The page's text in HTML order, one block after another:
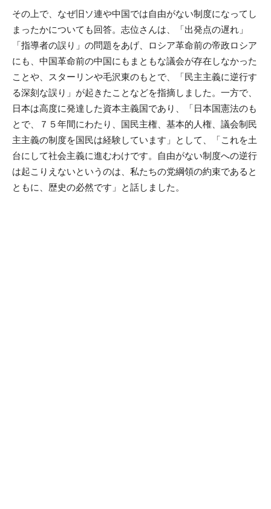
その上で、なぜ旧ソ連や中国では自由がない制度になってし
まったかについても回答。志位さんは、「出発点の遅れ」
「指導者の誤り」の問題をあげ、ロシア革命前の帝政ロシア
にも、中国革命前の中国にもまともな議会が存在しなかった
ことや、スターリンや毛沢東のもとで、「民主主義に逆行す
る深刻な誤り」が起きたことなどを指摘しました。一方で、
日本は高度に発達した資本主義国であり、「日本国憲法のも
とで、７５年間にわたり、国民主権、基本的人権、議会制民
主主義の制度を国民は経験しています」として、「これを土
台にして社会主義に進むわけです。自由がない制度への逆行
は起こりえないというのは、私たちの党綱領の約束であると
ともに、歴史の必然です」と話しました。